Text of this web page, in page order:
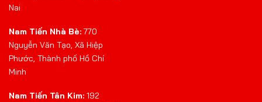
Nai
Nam Tiến Nhà Bè: 770
Nguyễn Văn Tạo, Xã Hiệp
Phước, Thành phố Hồ Chí
Minh
Nam Tiến Tân Kim: 192